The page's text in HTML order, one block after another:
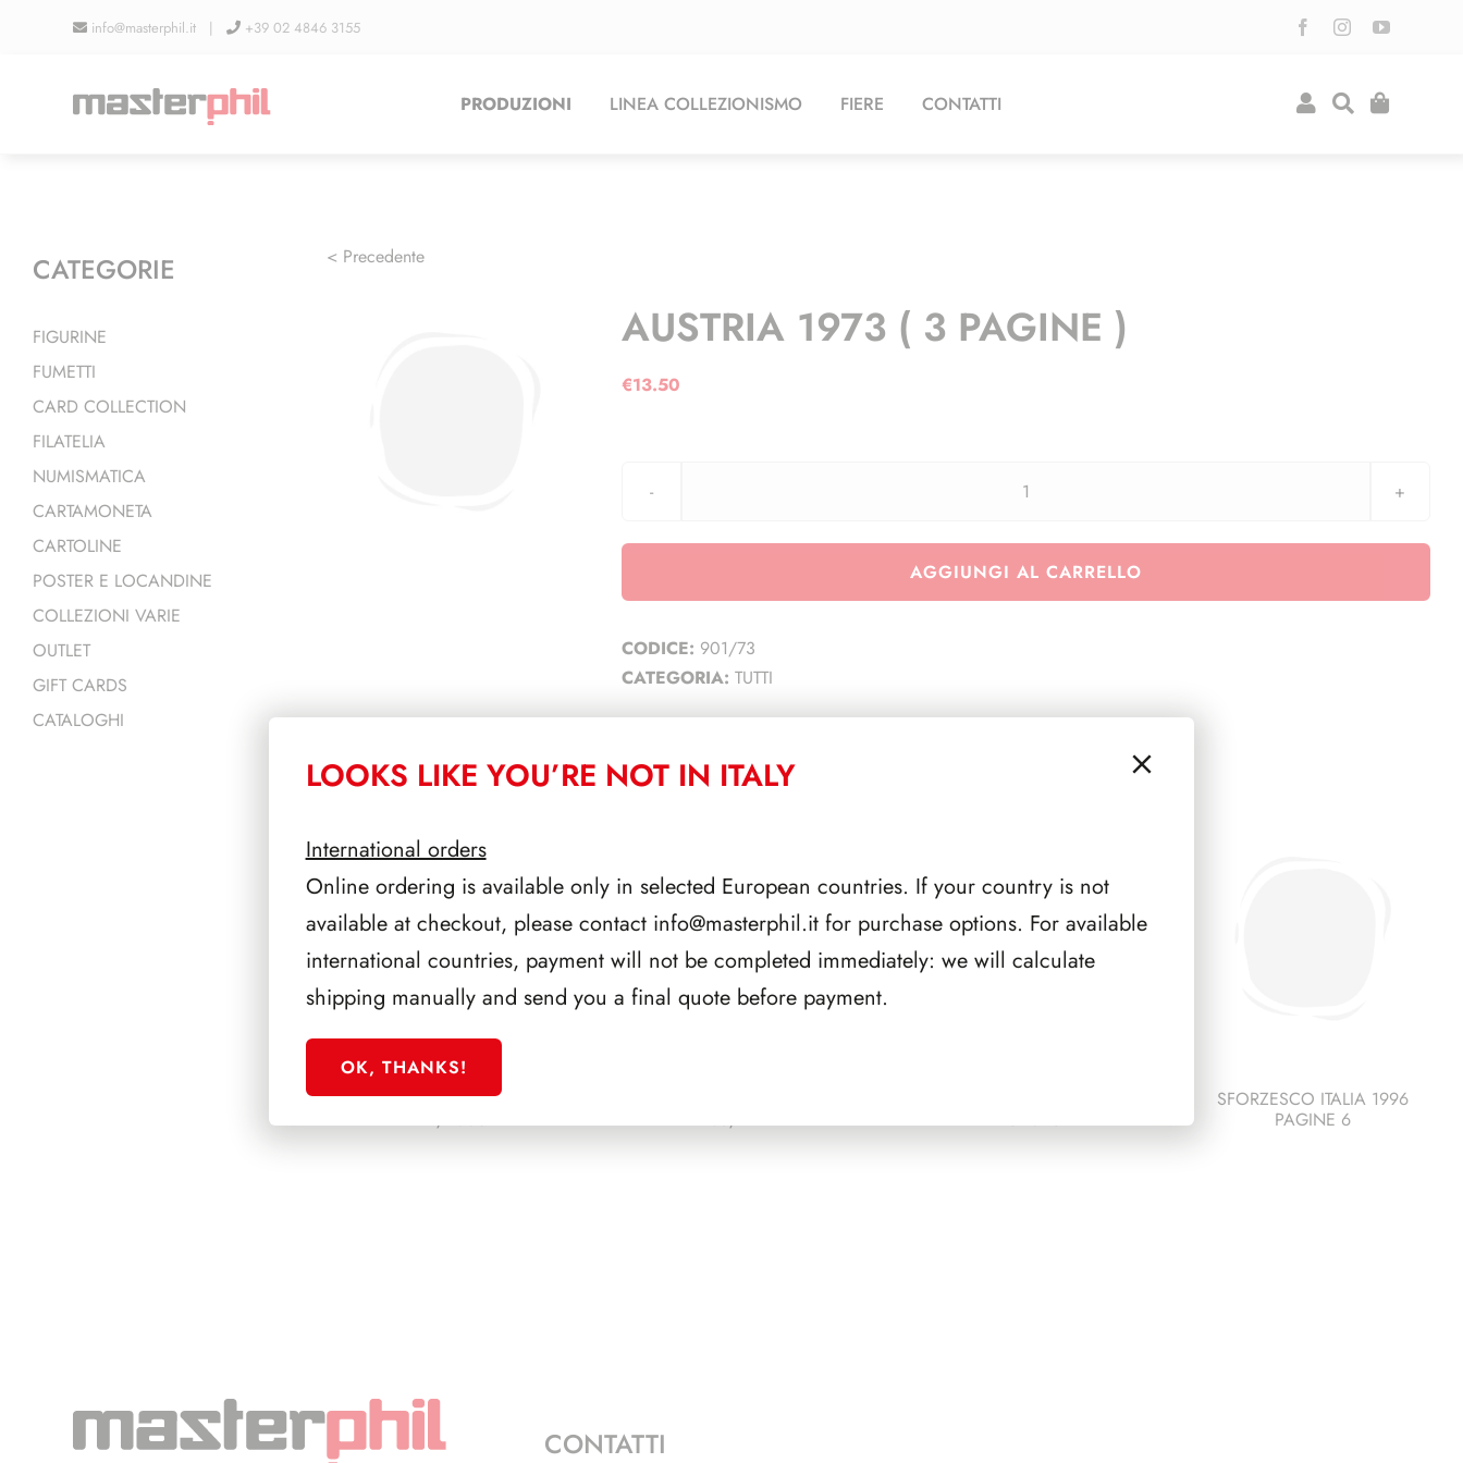
info@masterphil.it | +39 02 4846 3155
PRODUZIONI LINEA COLLEZIONISMO FIERE CONTATTI
< Precedente
AUSTRIA 1973 ( 3 PAGINE )
€13.50
AUSTRIA
(
AGGIUNGI AL CARRELLO
CODICE: 901/73
CATEGORIA: TUTTI
PRODOTTI CORRELATI
PRESIDENZA CIAMPI
1999/2006
1985/1992
PAGINE 5
SFORZESCO ITALIA 1996
PAGINE 6
CATEGORIE
FIGURINE
FUMETTI
CARD COLLECTION
FILATELIA
NUMISMATICA
CARTAMONETA
CARTOLINE
POSTER E LOCANDINE
COLLEZIONI VARIE
OUTLET
GIFT CARDS
CATALOGHI
CONTATTI
LOOKS LIKE YOU’RE NOT IN ITALY
International orders
Online ordering is available only in selected European countries. If your country is not
available at checkout, please contact info@masterphil.itfor purchase options. For available
international countries, payment will not be completed immediately: we will calculate
shipping manually and send you a final quote before payment.
OK, THANKS!